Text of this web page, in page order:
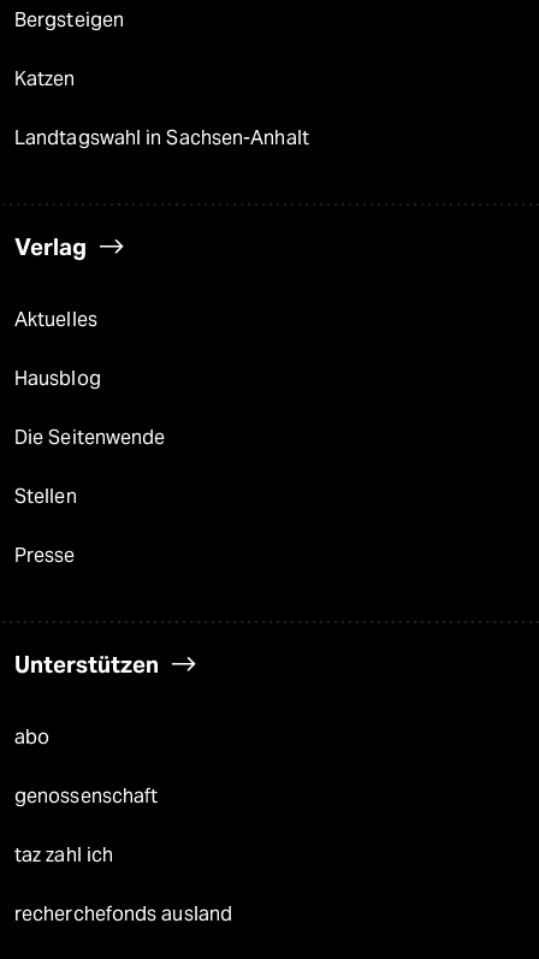
Bergsteigen
Katzen
Landtagswahl in Sachsen-Anhalt
Verlag
Aktuelles
Hausblog
Die Seitenwende
Stellen
Presse
Unterstützen
abo
genossenschaft
taz zahl ich
recherchefonds ausland